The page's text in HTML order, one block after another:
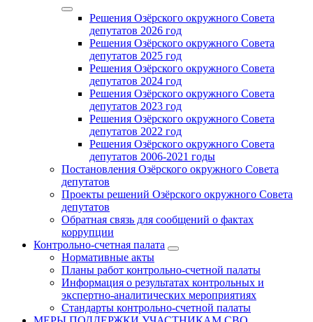
Решения Озёрского окружного Совета
депутатов 2026 год
Решения Озёрского окружного Совета
депутатов 2025 год
Решения Озёрского окружного Совета
депутатов 2024 год
Решения Озёрского окружного Совета
депутатов 2023 год
Решения Озёрского окружного Совета
депутатов 2022 год
Решения Озёрского окружного Совета
депутатов 2006-2021 годы
Постановления Озёрского окружного Совета
депутатов
Проекты решений Озёрского окружного Совета
депутатов
Обратная связь для сообщений о фактах
коррупции
Контрольно-счетная палата
Нормативные акты
Планы работ контрольно-счетной палаты
Информация о результатах контрольных и
экспертно-аналитических мероприятиях
Стандарты контрольно-счетной палаты